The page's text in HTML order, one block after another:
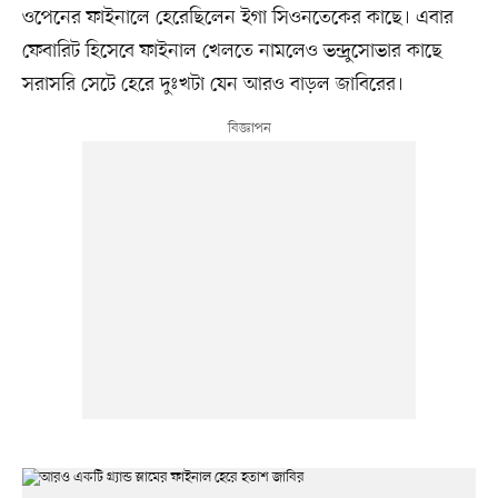
ওপেনের ফাইনালে হেরেছিলেন ইগা সিওনতেকের কাছে। এবার
ফেবারিট হিসেবে ফাইনাল খেলতে নামলেও ভন্দ্রুসোভার কাছে
সরাসরি সেটে হেরে দুঃখটা যেন আরও বাড়ল জাবিরের।